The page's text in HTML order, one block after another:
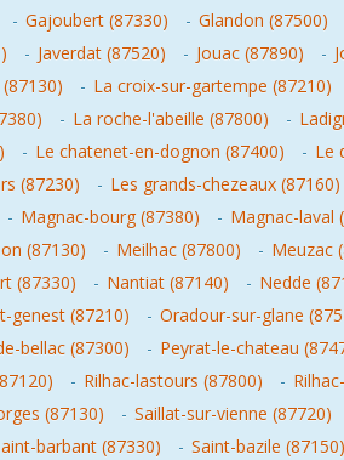
- Gajoubert (87330) - Glandon (87500)
- Javerdat (87520) - Jouac (87890) -
- La croix-sur-gartempe (87210)
- La roche-l'abeille (87800) -
- Le chatenet-en-dognon (87400) - Le
(87230) - Les grands-chezeaux (87160)
- Magnac-bourg (87380) - Magnac-laval
(87130) - Meilhac (87800) - Meuzac
(87330) - Nantiat (87140) - Nedde
genest (87210) - Oradour-sur-glane
bellac (87300) - Peyrat-le-chateau
- Rilhac-lastours (87800) -
(87130) - Saillat-sur-vienne (87720)
barbant (87330) - Saint-bazile (87150)